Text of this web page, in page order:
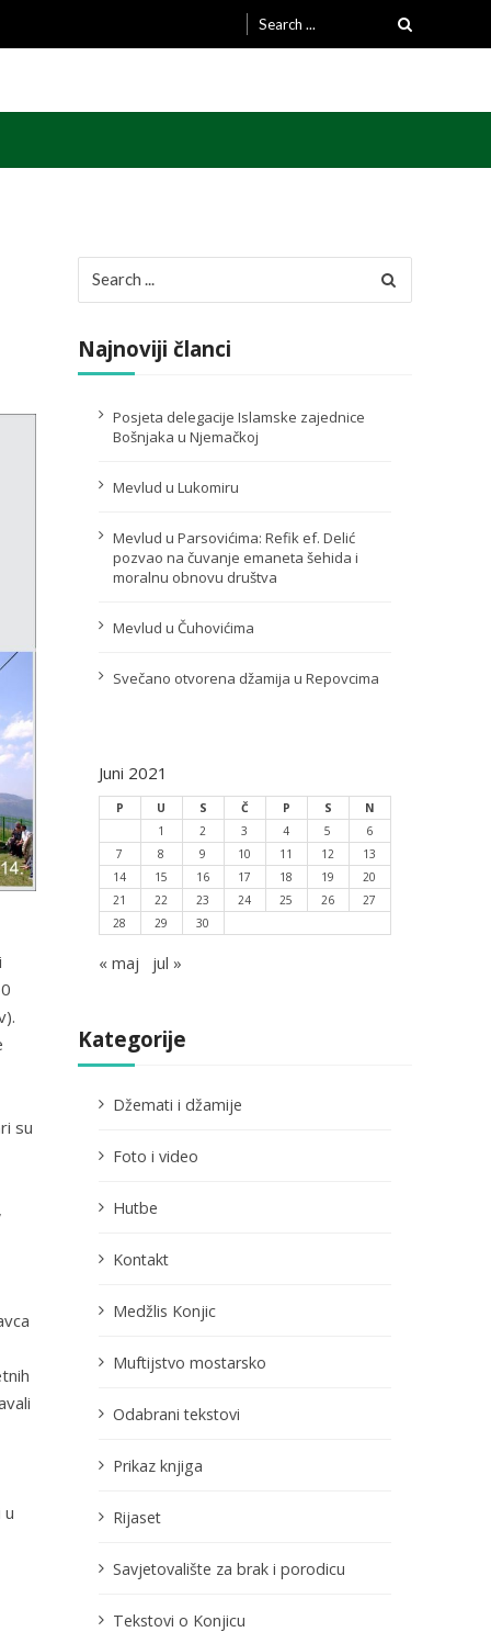
Search
for:
su
u
for:
Najnoviji članci
Posjeta delegacije Islamske zajednice
Bošnjaka u Njemačkoj
Mevlud u Lukomiru
Mevlud u Parsovićima: Refik ef. Delić
pozvao na čuvanje emaneta šehida i
moralnu obnovu društva
Mevlud u Čuhovićima
Svečano otvorena džamija u Repovcima
Juni 2021
P U S Č P S
N
1
2 3 4 5
6
7
8 9 10 11 12
13
14
15 16 17 18 19
20
21
22 23 24 25 26
27
28
29 30
« maj jul »
Kategorije
Džemati i džamije
Foto i video
Hutbe
Kontakt
Medžlis Konjic
Muftijstvo mostarsko
Odabrani tekstovi
Prikaz knjiga
Rijaset
Savjetovalište za brak i porodicu
Tekstovi o Konjicu